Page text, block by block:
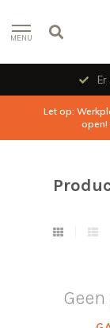
MENU
Let op:
open!